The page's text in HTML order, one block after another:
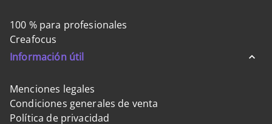
100 % para profesionales
Creafocus
Información útil
Menciones legales
Condiciones generales de venta
Política de privacidad